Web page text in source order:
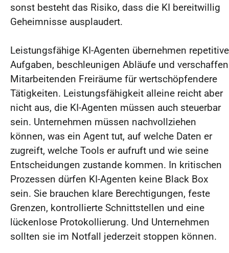
sonst besteht das Risiko, dass die KI bereitwillig
Geheimnisse ausplaudert.
Leistungsfähige KI-Agenten übernehmen repetitive
Aufgaben, beschleunigen Abläufe und verschaffen
Mitarbeitenden Freiräume für wertschöpfendere
Tätigkeiten. Leistungsfähigkeit alleine reicht aber
nicht aus, die KI-Agenten müssen auch steuerbar
sein. Unternehmen müssen nachvollziehen
können, was ein Agent tut, auf welche Daten er
zugreift, welche Tools er aufruft und wie seine
Entscheidungen zustande kommen. In kritischen
Prozessen dürfen KI-Agenten keine Black Box
sein. Sie brauchen klare Berechtigungen, feste
Grenzen, kontrollierte Schnittstellen und eine
lückenlose Protokollierung. Und Unternehmen
sollten sie im Notfall jederzeit stoppen können.